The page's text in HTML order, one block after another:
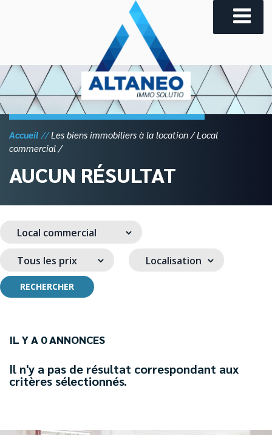
Accueil Les biens immobiliers à la location
Local
commercial
AUCUN RÉSULTAT
RECHERCHER
IL Y A 0 ANNONCES
Il n'y a pas de résultat correspondant aux
critères sélectionnés.